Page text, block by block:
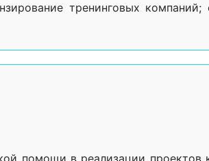
тренинговых
помощи в реализации